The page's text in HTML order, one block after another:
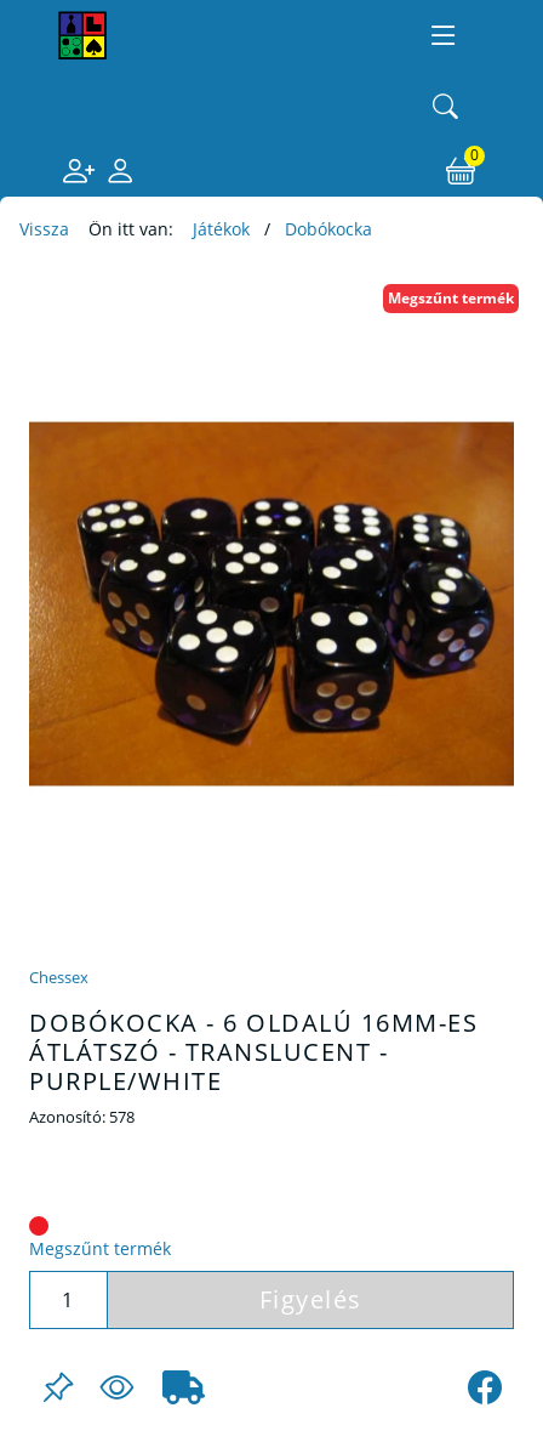
0
Vissza Ön itt van: Játékok Dobókocka
Chessex
DOBÓKOCKA - 6 OLDALÚ 16MM-ES
ÁTLÁTSZÓ - TRANSLUCENT -
PURPLE/WHITE
Azonosító: 578
Megszűnt termék
Megszűnt termék
Figyelés